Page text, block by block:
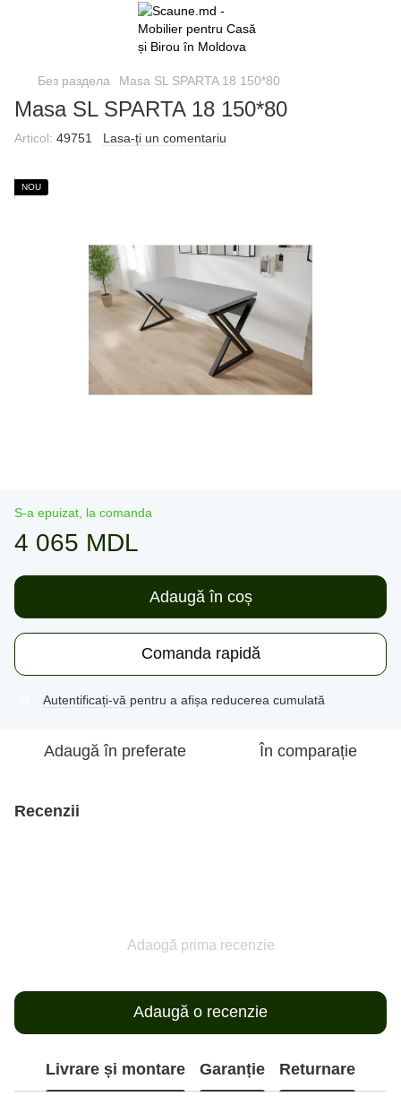
Без раздела Masa SL SPARTA 18 150*80
Masa SL SPARTA 18 150*80
Articol: 49751 Lasa-ți un comentariu
NOU
S-a epuizat, la comanda
4 065 MDL
Adaugă în coș
Comanda rapidă
Autentificați-vă pentru a afișa reducerea cumulată
Adaugă în preferate În comparație
Recenzii
Adaogă prima recenzie
Adaugă o recenzie
Livrare și montare Garanție Returnare